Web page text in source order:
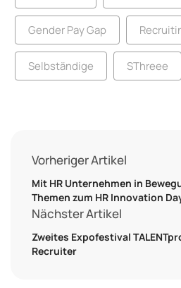
Gender Pay Gap
Selbständige SThreee
Vorheriger Artikel
Mit HR Unternehmen in
Themen zum HR Innovation
Nächster Artikel
Zweites Expofestival
Recruiter